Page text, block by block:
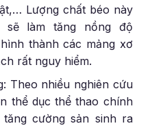
Lượng chất béo này
làm tăng nồng độ
thành các mảng xơ
rất nguy hiểm.
Theo nhiều nghiên cứu
thể dục thể thao chính
cường sản sinh ra